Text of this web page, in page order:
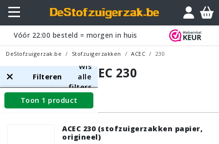
Vóór 22:00 besteld = morgen in huis
DeStofzuigerzak.be Stofzuigerzakken ACEC 230
ACEC 230
Filteren
Wis
alle
filters
Toon 1 product
Stofzuigerzakken
ACEC 230 (stofzuigerzakken papier,
origineel)